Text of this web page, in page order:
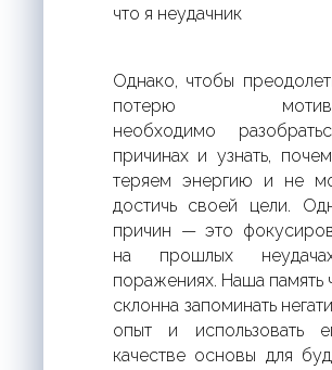
что я неудачник
Однако, чтобы
потерю
необходимо
причинах и узнать,
теряем энергию и не
достичь своей цели.
причин — это
на прошлых
поражениях. Наша память
склонна запоминать
опыт и использовать
качестве основы для